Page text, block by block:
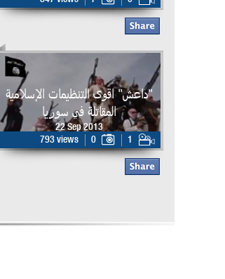
"داعش" اقوى التنظيمات الإسلامية
المقاتلة في سوريا
22 Sep 2013
793 views
0 1